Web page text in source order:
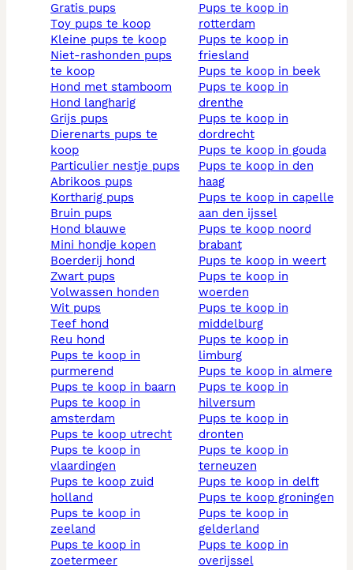
gratis pups
toy pups te koop
kleine pups te koop
niet-rashonden pups
te koop
hond met stamboom
hond langharig
grijs pups
dierenarts pups te
koop
particulier nestje pups
abrikoos pups
kortharig pups
bruin pups
hond blauwe
mini hondje kopen
boerderij hond
zwart pups
volwassen honden
wit pups
teef hond
reu hond
pups te koop in
purmerend
pups te koop in baarn
pups te koop in
amsterdam
pups te koop utrecht
pups te koop in
vlaardingen
pups te koop zuid
holland
pups te koop in
zeeland
pups te koop in
zoetermeer
pups te koop in
rotterdam
pups te koop in
friesland
pups te koop in beek
pups te koop in
drenthe
pups te koop in
dordrecht
pups te koop in gouda
pups te koop in den
haag
pups te koop in capelle
aan den ijssel
pups te koop noord
brabant
pups te koop in weert
pups te koop in
woerden
pups te koop in
middelburg
pups te koop in
limburg
pups te koop in almere
pups te koop in
hilversum
pups te koop in
dronten
pups te koop in
terneuzen
pups te koop in delft
pups te koop groningen
pups te koop in
gelderland
pups te koop in
overijssel